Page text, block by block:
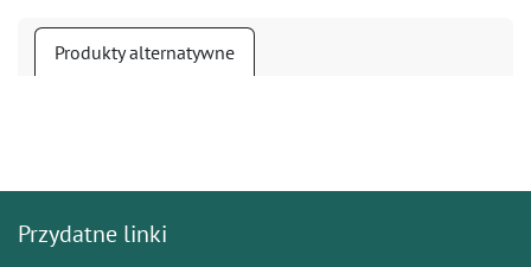
Produkty alternatywne
Przydatne linki